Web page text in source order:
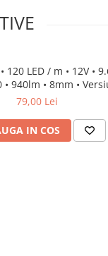
120 LED / m • 12V •
• 940lm • 8mm •
PRO
79,00 Lei
IN COS